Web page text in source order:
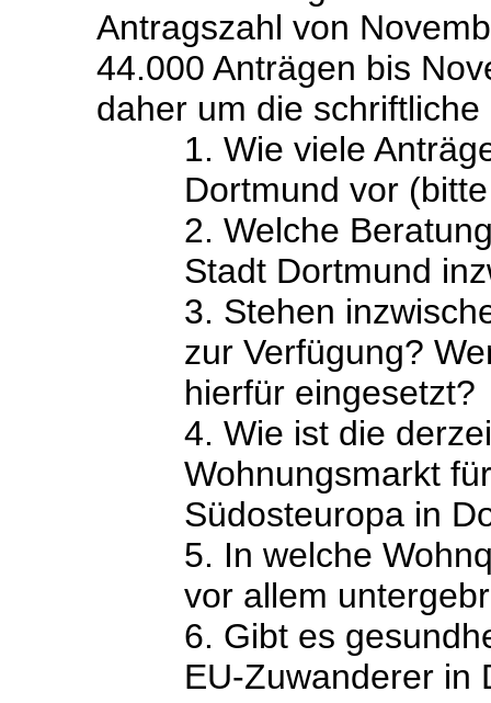
Antragszahl von
44.000 Anträgen bis
daher um die
1. Wie viele
Dortmund vor
2. Welche
Stadt Dortmund
3. Stehen
zur Verfügung?
hierfür eingesetzt?
4. Wie ist die
Wohnungsmarkt
Südosteuropa in
5. In welche
vor allem
6. Gibt es
EU-Zuwanderer in